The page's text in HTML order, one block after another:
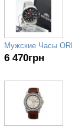
Мужские Часы
6 470грн